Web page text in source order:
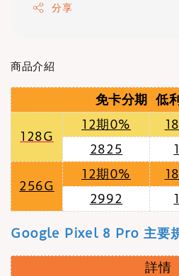
分享
商品介紹
免卡分期 低
128G
12期0%
2825
256G
12期0%
2992
Google Pixel 8 Pro 主要
詳情